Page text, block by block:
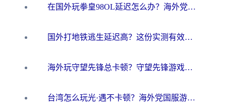
在国外玩拳皇98OL延迟怎么办？海外党亲测有效的低延迟指南
国外打地铁逃生延迟高？这份实测有效的低延迟指南帮你吃鸡
海外玩守望先锋总卡顿？守望先锋游戏加速器在哪里买&避坑指南（附欧洲非洲游戏实测）
台湾怎么玩光·遇不卡顿？海外党国服游戏加速终极攻略（附实测体验）